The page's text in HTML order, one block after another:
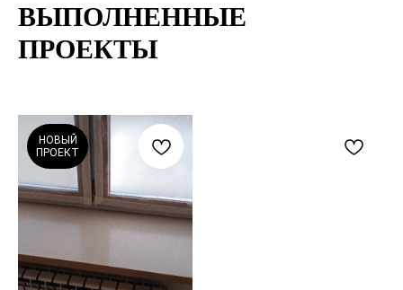
ВЫПОЛНЕННЫЕ
ПРОЕКТЫ
НОВЫЙ
ПРОЕКТ